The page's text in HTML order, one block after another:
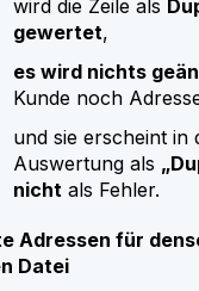
wird die Zeile als
gewertet,
es wird nichts
Kunde noch
und sie erscheint in
Auswertung als
nicht als Fehler.
Adressen für
Datei